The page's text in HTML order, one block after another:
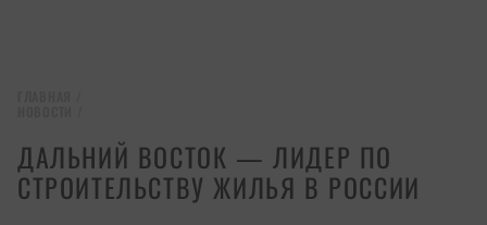
ДАЛЬНИЙ ВОСТОК — ЛИДЕР ПО
СТРОИТЕЛЬСТВУ ЖИЛЬЯ В РОССИИ